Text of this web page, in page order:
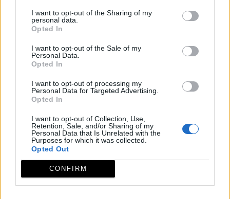
I want to opt-out of the Sharing of my
personal data.
Opted In
I want to opt-out of the Sale of my
Personal Data.
Opted In
I want to opt-out of processing my
Personal Data for Targeted Advertising.
Opted In
I want to opt-out of Collection, Use,
Retention, Sale, and/or Sharing of my
Personal Data that Is Unrelated with the
Purposes for which it was collected.
Opted Out
CONFIRM
destacar: Nutria, Musaraña, Gato Montés, Garduña,
Cigüeña Negra, Buho Real, Autillo, Águila Calzada,
Águila Culebrera, Milano Real y Común, Elanio Azul,
Azor, Gavilán, Cernícalo Primilla, así como gran
Lavan co, Cormorán Grande, Zampullín Chico,
Cigüeñuelas, Chorlito Gris, Chorlitejo Chico y un largo
etcétera. En el apartado piscícola podemos destacar
la abundancia de Pardillas y Cachuelos.
Discurre por los términos municipales de Alia,
Castilblanco, Guadalupe y Valdecaballeros.
Mapa